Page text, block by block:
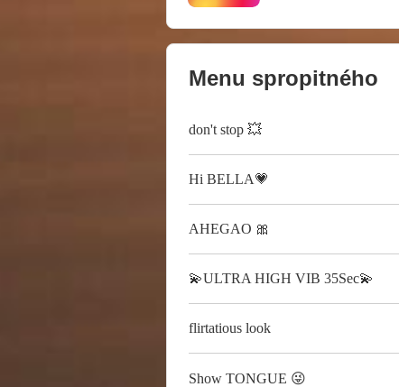
Menu spropitného
don't stop 💥
Hi BELLA💗
AHEGAO 🎀
💫ULTRA HIGH VIB 35Sec💫
flirtatious look
Show TONGUE 😜